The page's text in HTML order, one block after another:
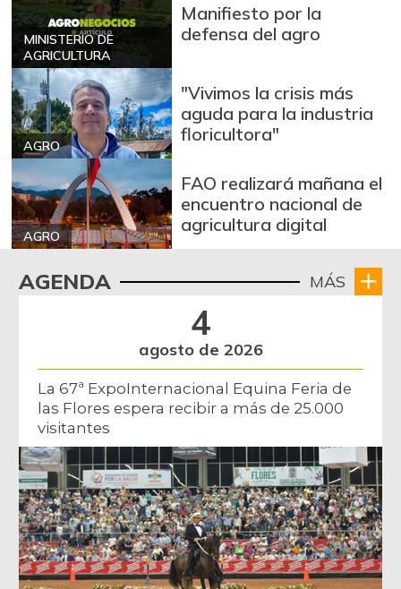
MINISTERIO DE
AGRICULTURA
Manifiesto por la
defensa del agro
AGRO
"Vivimos la crisis más
aguda para la industria
floricultora"
AGRO
FAO realizará mañana el
encuentro nacional de
agricultura digital
AGENDA MÁS
4
agosto de 2026
La 67ª ExpoInternacional Equina Feria de
las Flores espera recibir a más de 25.000
visitantes